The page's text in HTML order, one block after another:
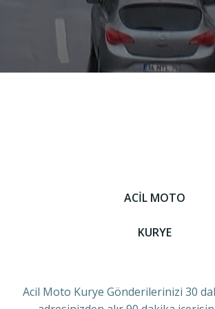
ACİL MOTO
KURYE
Acil Moto Kurye Gönderilerinizi 30